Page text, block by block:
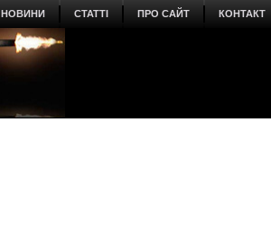
НОВИНИ СТАТТІ ПРО САЙТ КОНТАКТ